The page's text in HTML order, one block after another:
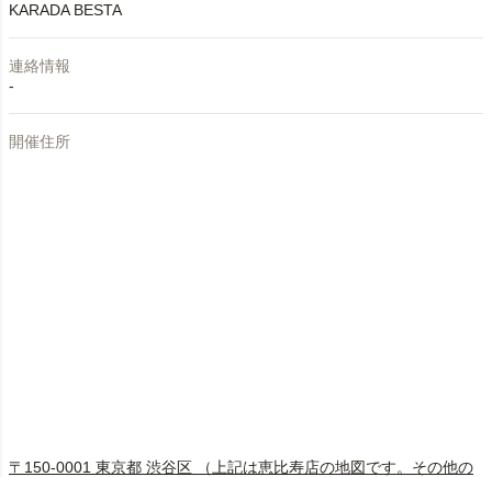
KARADA BESTA
連絡情報
-
開催住所
〒150-0001 東京都 渋谷区 （上記は恵比寿店の地図です。その他の